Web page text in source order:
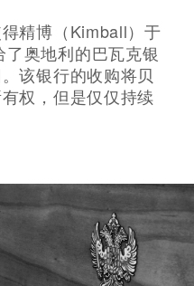
精博（Kimball）于
奥地利的巴瓦克银
该银行的收购将贝
权，但是仅仅持续